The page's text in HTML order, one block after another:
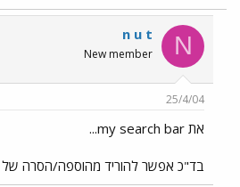
N
n u t
New member
25/4/04
את my search bar...
בד"כ אפשר להוריד מהוספה/הסרה של